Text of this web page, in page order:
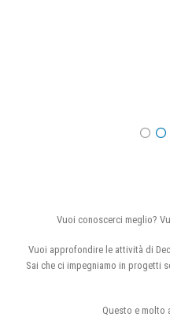
Vuoi conoscerci meglio?
Vuoi approfondire le attività di
Sai che ci impegniamo in progetti
Questo e molto